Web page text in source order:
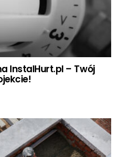
InstalHurt.pl – Twój